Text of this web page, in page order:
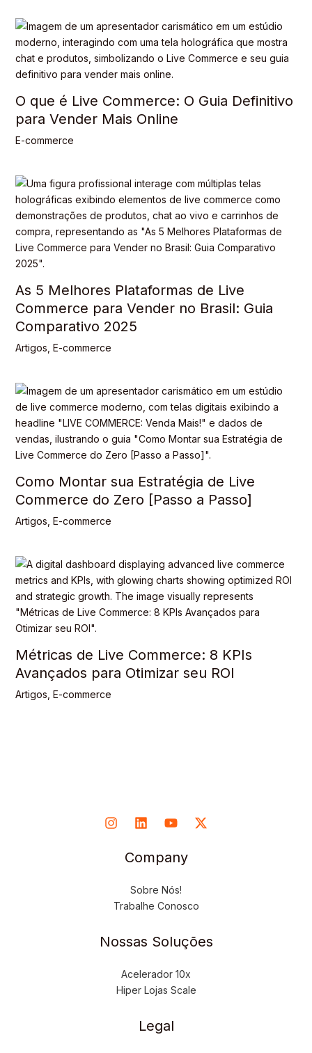
O que é Live Commerce: O Guia Definitivo
para Vender Mais Online
E-commerce
As 5 Melhores Plataformas de Live
Commerce para Vender no Brasil: Guia
Comparativo 2025
Artigos E-commerce
Como Montar sua Estratégia de Live
Commerce do Zero [Passo a Passo]
Artigos E-commerce
Métricas de Live Commerce: 8 KPIs
Avançados para Otimizar seu ROI
Artigos E-commerce
Company
Sobre Nós!
Trabalhe Conosco
Nossas Soluções
Acelerador 10x
Hiper Lojas Scale
Legal